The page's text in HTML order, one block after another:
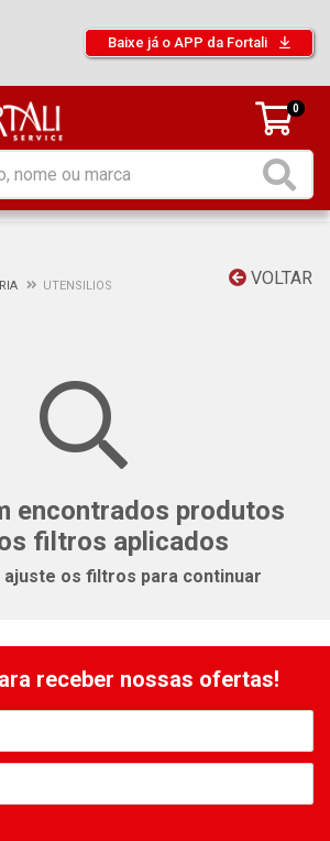
Baixe já o APP da Fortali
0
VOLTAR
UTENSILIOS
encontrados produtos
filtros aplicados
ajuste os filtros para continuar
receber nossas ofertas!